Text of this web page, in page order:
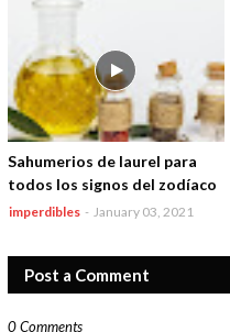
Sahumerios de laurel para
todos los signos del zodíaco
imperdibles - January 03, 2021
Post a Comment
0 Comments